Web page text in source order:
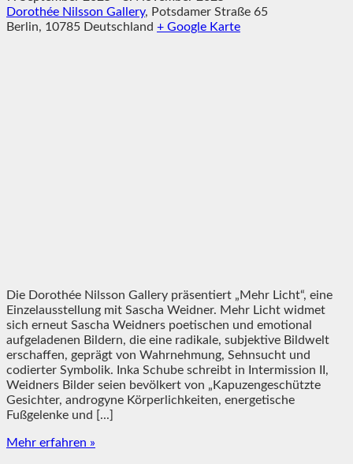
Dorothée Nilsson Gallery, Potsdamer Straße 65
Berlin, 10785 Deutschland + Google Karte
Die Dorothée Nilsson Gallery präsentiert „Mehr Licht“, eine
Einzelausstellung mit Sascha Weidner. Mehr Licht widmet
sich erneut Sascha Weidners poetischen und emotional
aufgeladenen Bildern, die eine radikale, subjektive Bildwelt
erschaffen, geprägt von Wahrnehmung, Sehnsucht und
codierter Symbolik. Inka Schube schreibt in Intermission II,
Weidners Bilder seien bevölkert von „Kapuzengeschützte
Gesichter, androgyne Körperlichkeiten, energetische
Fußgelenke und [...]
Mehr erfahren »